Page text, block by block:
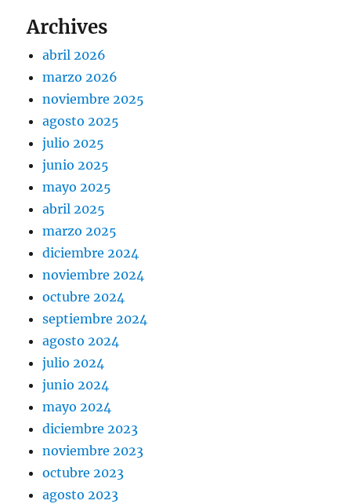
Archives
abril 2026
marzo 2026
noviembre 2025
agosto 2025
julio 2025
junio 2025
mayo 2025
abril 2025
marzo 2025
diciembre 2024
noviembre 2024
octubre 2024
septiembre 2024
agosto 2024
julio 2024
junio 2024
mayo 2024
diciembre 2023
noviembre 2023
octubre 2023
agosto 2023